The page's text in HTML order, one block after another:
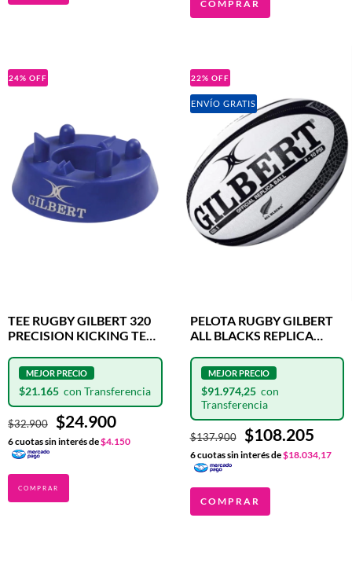
COMPRAR
24% OFF
TEE RUGBY GILBERT 320
PRECISION KICKING TEE
$32.900 $24.900
$21.165
6cuotas sin interés de$4.150
22% OFF
ENVÍO GRATIS
PELOTA RUGBY GILBERT
ALL BLACKS REPLICA
$137.900 $108.205
$91.974,25
6cuotas sin interés de$18.034,17
COMPRAR